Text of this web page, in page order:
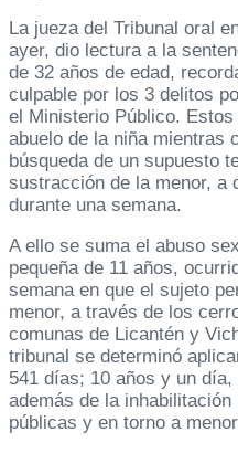
La jueza del Tribunal oral
ayer, dio lectura a la
de 32 años de edad,
culpable por los 3 delitos
el Ministerio Público.
abuelo de la niña mientras
búsqueda de un supuesto
sustracción de la menor, a
durante una semana.
A ello se suma el abuso
pequeña de 11 años,
semana en que el sujeto
menor, a través de los
comunas de Licantén y
tribunal se determinó
541 días; 10 años y un
además de la
públicas y en torno a